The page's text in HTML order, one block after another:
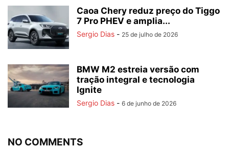
Caoa Chery reduz preço do Tiggo
7 Pro PHEV e amplia...
Sergio Dias - 25 de julho de 2026
BMW M2 estreia versão com
tração integral e tecnologia
Ignite
Sergio Dias - 6 de junho de 2026
NO COMMENTS